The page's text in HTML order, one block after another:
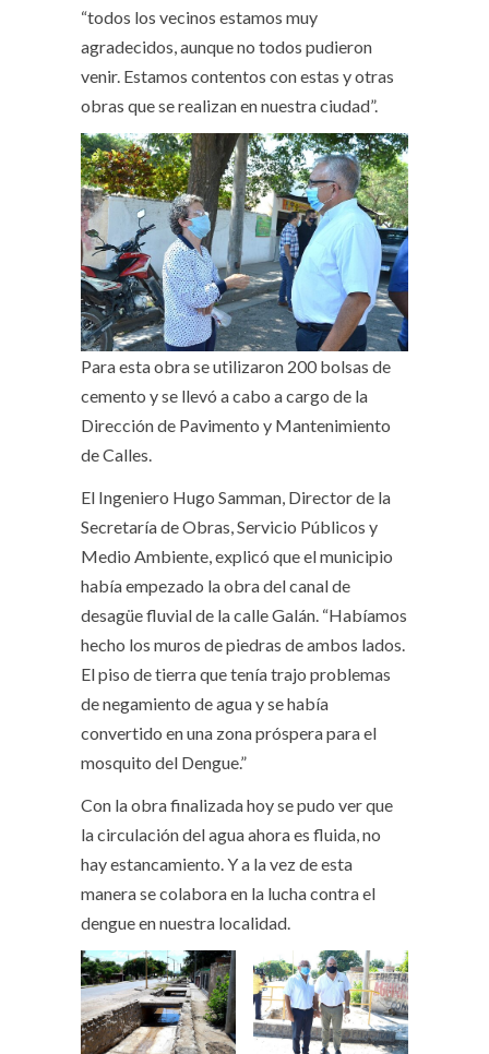
“todos los vecinos estamos muy
agradecidos, aunque no todos pudieron
venir. Estamos contentos con estas y otras
obras que se realizan en nuestra ciudad”.
Para esta obra se utilizaron 200 bolsas de
cemento y se llevó a cabo a cargo de la
Dirección de Pavimento y Mantenimiento
de Calles.
El Ingeniero Hugo Samman, Director de la
Secretaría de Obras, Servicio Públicos y
Medio Ambiente, explicó que el municipio
había empezado la obra del canal de
desagüe fluvial de la calle Galán. “Habíamos
hecho los muros de piedras de ambos lados.
El piso de tierra que tenía trajo problemas
de negamiento de agua y se había
convertido en una zona próspera para el
mosquito del Dengue.”
Con la obra finalizada hoy se pudo ver que
la circulación del agua ahora es fluida, no
hay estancamiento. Y a la vez de esta
manera se colabora en la lucha contra el
dengue en nuestra localidad.